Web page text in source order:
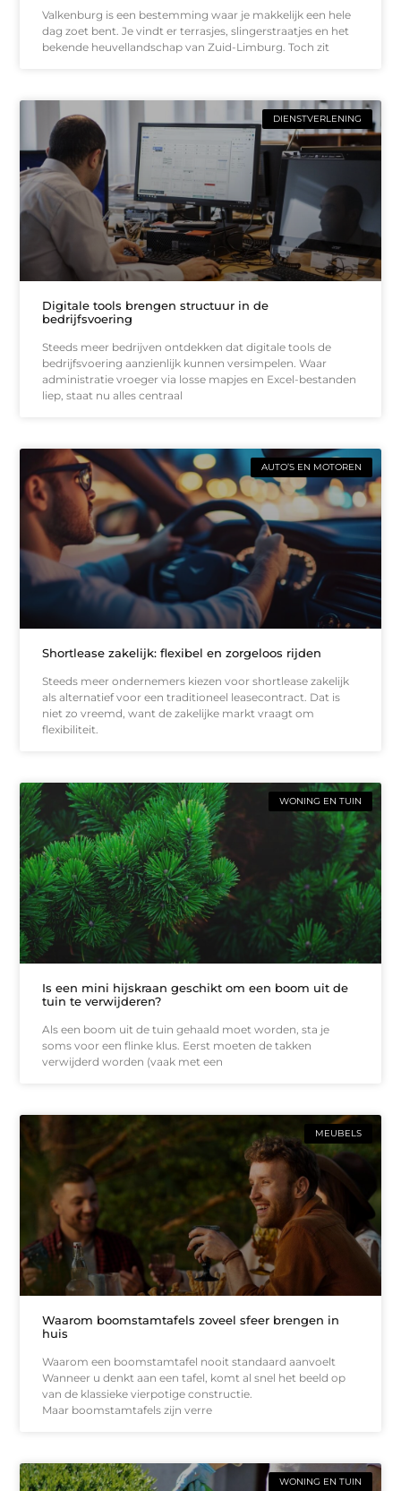
Valkenburg is een bestemming waar je makkelijk een hele
dag zoet bent. Je vindt er terrasjes, slingerstraatjes en het
bekende heuvellandschap van Zuid-Limburg. Toch zit
DIENSTVERLENING
Digitale tools brengen structuur in de
bedrijfsvoering
Steeds meer bedrijven ontdekken dat digitale tools de
bedrijfsvoering aanzienlijk kunnen versimpelen. Waar
administratie vroeger via losse mapjes en Excel-bestanden
liep, staat nu alles centraal
AUTO’S EN MOTOREN
Shortlease zakelijk: flexibel en zorgeloos rijden
Steeds meer ondernemers kiezen voor shortlease zakelijk
als alternatief voor een traditioneel leasecontract. Dat is
niet zo vreemd, want de zakelijke markt vraagt om
flexibiliteit.
WONING EN TUIN
Is een mini hijskraan geschikt om een boom uit de
tuin te verwijderen?
Als een boom uit de tuin gehaald moet worden, sta je
soms voor een flinke klus. Eerst moeten de takken
verwijderd worden (vaak met een
MEUBELS
Waarom boomstamtafels zoveel sfeer brengen in
huis
Waarom een boomstamtafel nooit standaard aanvoelt
Wanneer u denkt aan een tafel, komt al snel het beeld op
van de klassieke vierpotige constructie.
Maar boomstamtafels zijn verre
WONING EN TUIN